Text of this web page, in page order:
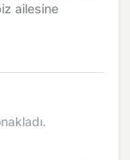
ailesine